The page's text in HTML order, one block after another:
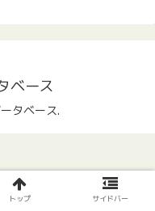
ベース
タベース.
トップ サイドバー